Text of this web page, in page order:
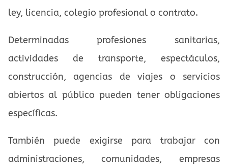
ley, licencia, colegio profesional o contrato.
Determinadas profesiones sanitarias,
actividades de transporte, espectáculos,
construcción, agencias de viajes o servicios
abiertos al público pueden tener obligaciones
específicas.
También puede exigirse para trabajar con
administraciones, comunidades, empresas